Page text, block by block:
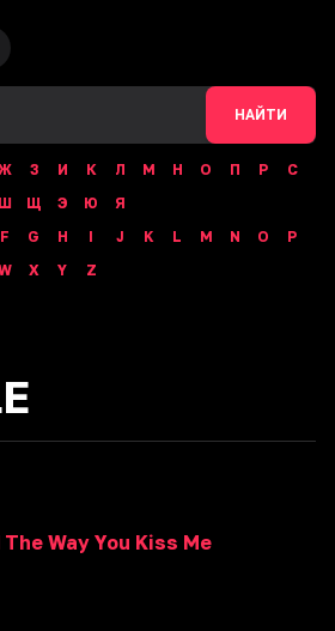
НАЙТИ
З И К Л М Н О П Р
С
Ш Щ Э Ю
Я
F G H I J K L M N O
P
X Y Z
Way You Kiss Me